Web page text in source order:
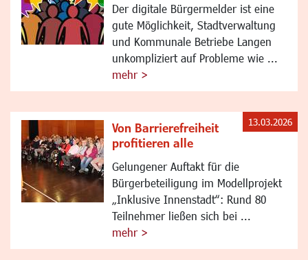
Der digitale Bürgermelder ist eine
gute Möglichkeit, Stadtverwaltung
und Kommunale Betriebe Langen
unkompliziert auf Probleme wie ...
mehr >
Von Barrierefreiheit
profitieren alle
Gelungener Auftakt für die
Bürgerbeteiligung im Modellprojekt
„Inklusive Innenstadt“: Rund 80
Teilnehmer ließen sich bei ...
mehr >
13.03.2026